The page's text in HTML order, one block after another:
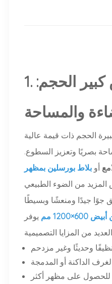
1. بلاط أبيض كبير الحجم:
والمساحة
الحجم ذات قيمة عالية
بصريًا وتعزيز السطوع.
أوبلاط بورسلين بمظهر
من الضوء الطبيعي
مم
يوفر
وحديثًا وغير مزدحم
الداكنة أو المدمجة
على مظهر أكثر